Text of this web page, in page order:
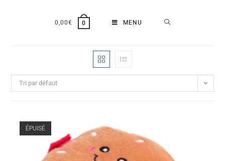
0,00€ 0 MENU
Tri par défaut
ÉPUISÉ